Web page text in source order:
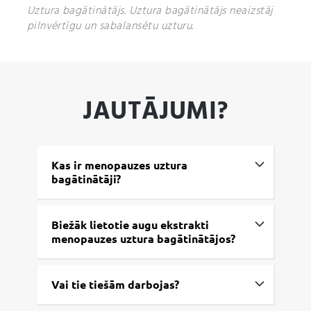
krāsviela — titāna dioksīds.
Uztura bagātinātājs. Uztura bagātinātājs neaizstāj
pilnvērtīgu un sabalansētu uzturu.
JAUTĀJUMI?
Kas ir menopauzes uztura
bagātinātāji?
Biežāk lietotie augu ekstrakti
menopauzes uztura bagātinātājos?
Vai tie tiešām darbojas?